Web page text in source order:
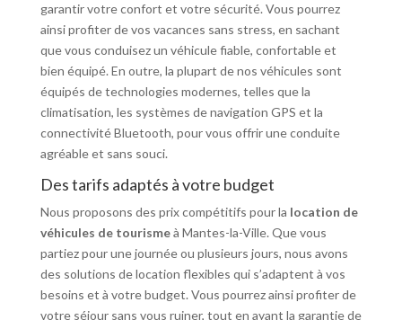
garantir votre confort et votre sécurité. Vous pourrez
ainsi profiter de vos vacances sans stress, en sachant
que vous conduisez un véhicule fiable, confortable et
bien équipé. En outre, la plupart de nos véhicules sont
équipés de technologies modernes, telles que la
climatisation, les systèmes de navigation GPS et la
connectivité Bluetooth, pour vous offrir une conduite
agréable et sans souci.
Des tarifs adaptés à votre budget
Nous proposons des prix compétitifs pour la location de
véhicules de tourismeà Mantes-la-Ville. Que vous
partiez pour une journée ou plusieurs jours, nous avons
des solutions de location flexibles qui s’adaptent à vos
besoins et à votre budget. Vous pourrez ainsi profiter de
votre séjour sans vous ruiner, tout en ayant la garantie de